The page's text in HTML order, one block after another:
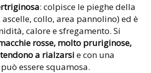
: colpisce le pieghe della
collo, area pannolino) ed è
calore e sfregamento. Si
rosse, molto pruriginose,
a rialzarsi e con una
essere squamosa.